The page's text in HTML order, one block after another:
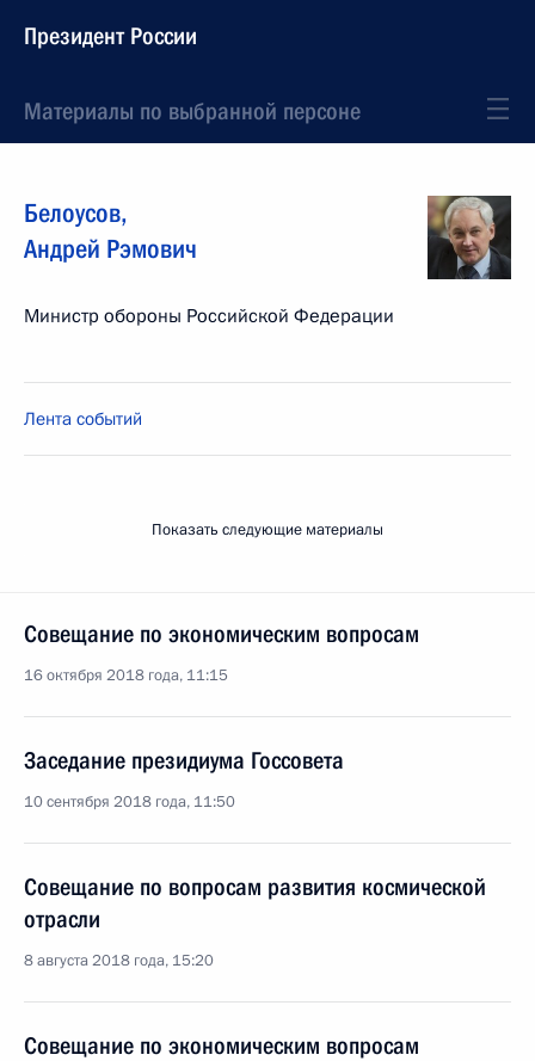
Президент России
Материалы по выбранной персоне
Белоусов,
Андрей Рэмович
Министр обороны Российской Федерации
Лента событий
Показать следующие материалы
Совещание по экономическим вопросам
16 октября 2018 года, 11:15
Заседание президиума Госсовета
10 сентября 2018 года, 11:50
Совещание по вопросам развития космической
отрасли
8 августа 2018 года, 15:20
Совещание по экономическим вопросам